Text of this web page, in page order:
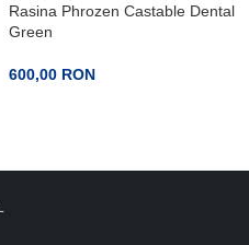
Rasina Phrozen Castable Dental
Green
600,00 RON